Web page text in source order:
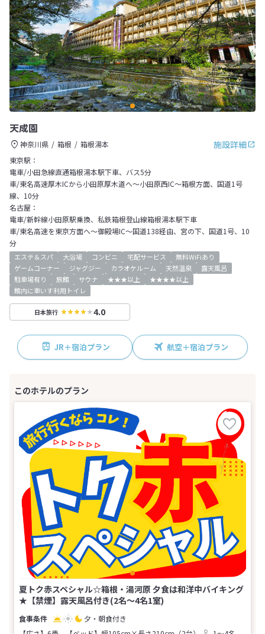
天成園
施設詳細
神奈川県 箱根
箱根湯本
東京駅：
電車/小田急線直通箱根湯本駅下車、バス5分
車/東名高速厚木ICから小田原厚木道へ～小田原西IC～箱根方面、国道1号
線、10分
名古屋：
電車/新幹線小田原駅乗換、私鉄箱根登山線箱根湯本駅下車
車/東名高速を東京方面へ～御殿場IC～国道138経由、宮の下、国道1号、10
分
エステ＆スパ 大浴場 コンビニ 宅配サービス
無料WiFiあり
ゲームコーナー
ジャグジー カラオケルーム 天然温泉
露天風呂
駐車場有り
旅館 サウナ ★★★以上
★★★★以上
館内に車いす利用トイレ
日本旅行 4.0
JR＋宿泊プラン 航空＋宿泊プラン
夏トク赤スペシャル☆箱根・湯河原 夕食は和洋中バイキング
★【禁煙】露天風呂付き(2名～4名1室)
夕・朝食付き